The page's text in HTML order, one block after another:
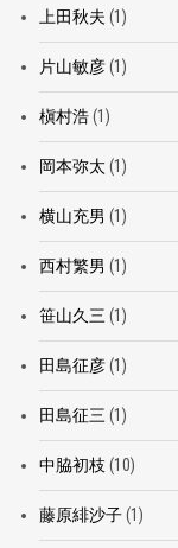
上田秋夫 (1)
片山敏彦(1)
槇村浩(1)
岡本弥太 (1)
横山充男 (1)
西村繁男 (1)
笹山久三 (1)
田島征彦(1)
田島征三 (1)
中脇初枝 (10)
藤原緋沙子(1)